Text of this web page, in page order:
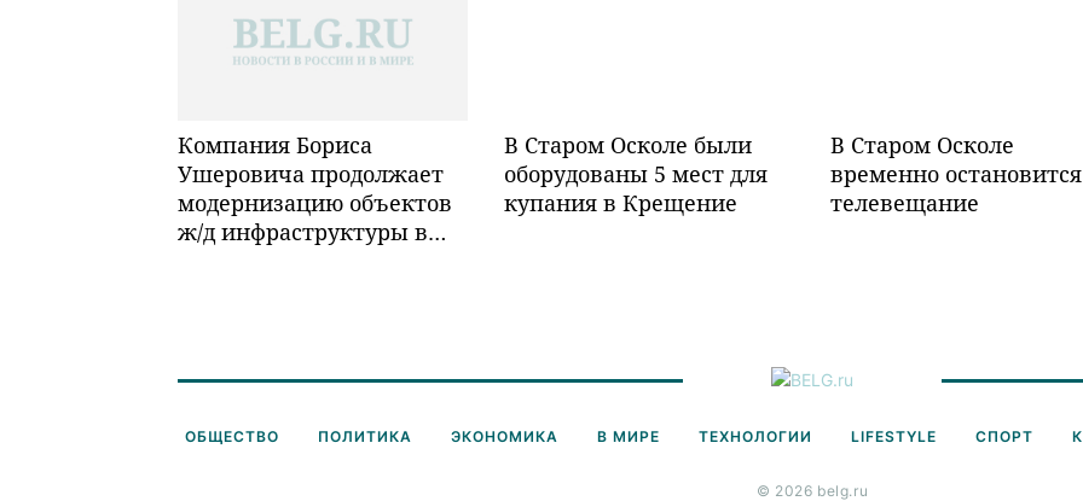
Компания Бориса
Ушеровича продолжает
модернизацию объектов
ж/д инфраструктуры в
В Старом Осколе были
оборудованы 5 мест для
купания в Крещение
В Старом Осколе
временно остановится
телевещание
ОБЩЕСТВО ПОЛИТИКА ЭКОНОМИКА В МИРЕ ТЕХНОЛОГИИ LIFESTYLE СПОРТ
© 2026 belg.ru